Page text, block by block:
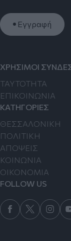
Εγγραφή
ΧΡΗΣΙΜΟΙ
TAYTOTHTA
ΕΠΙΚΟΙΝΩΝΙΑ
ΚΑΤΗΓΟΡΙΕΣ
ΘΕΣΣΑΛΟΝΙΚΗ
ΠΟΛΙΤΙΚΗ
ΑΠΟΨΕΙΣ
ΚΟΙΝΩΝΙΑ
ΟΙΚΟΝΟΜΙΑ
FOLLOW US